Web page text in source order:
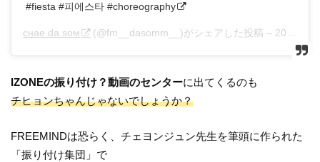
#fiesta #피에스타 #choreography
снае dа sом (@fm__dasomm__)がシェアした投稿 – 2020年 2月月22日午前6時03分PST
IZONEの振り付け？動画のセンターに出てくるのも
チヒョンちゃんじゃないでしょうか？
FREEMINDは恐らく、チェヨンジュン先生を筆頭に作られた
「振り付け集団」で